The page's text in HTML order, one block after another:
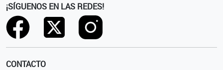
¡SÍGUENOS EN LAS REDES!
CONTACTO